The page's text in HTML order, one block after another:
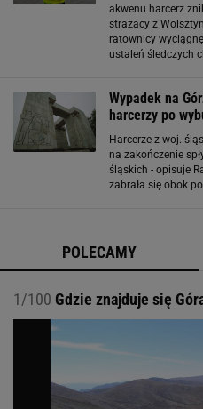
akwenu harcerz
strażacy z
ratownicy
ustaleń śledczych
Wypadek na
harcerzy po
Harcerze z woj.
na zakończenie
śląskich - opisuje
zabrała się obok
POLECAMY
1/100 Gdzie znajduje się